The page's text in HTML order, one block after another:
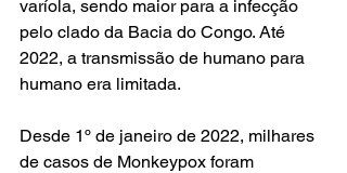
varíola, sendo maior para a infecção
pelo clado da Bacia do Congo. Até
2022, a transmissão de humano para
humano era limitada.
Desde 1º de janeiro de 2022, milhares
de casos de Monkeypox foram